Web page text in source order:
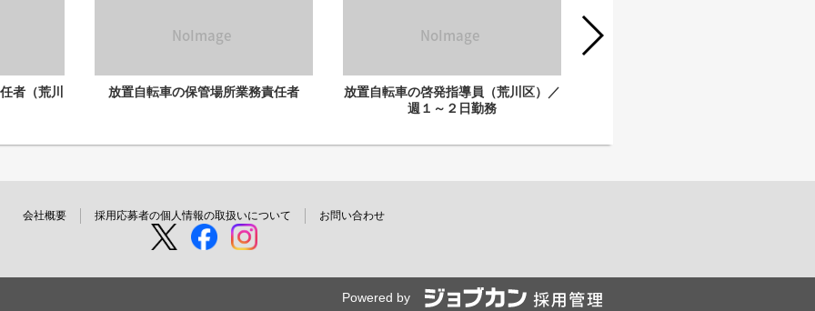
者（荒川 放置自転車の保管場所業務責任者
放置自転車の啓発指導員（荒川区）／
週１～２日勤務
会社概要 採用応募者の個人情報の取扱いについて お問い合わせ
Powered by